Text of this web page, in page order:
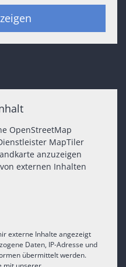
OpenStreetMap
MapTiler
anzuzeigen
externen Inhalten
externe Inhalte angezeigt
Daten, IP-Adresse und
übermittelt werden.